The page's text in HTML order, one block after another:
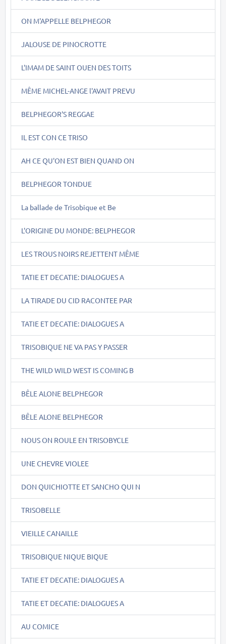
ON M'APPELLE BELPHEGOR
JALOUSE DE PINOCROTTE
L'IMAM DE SAINT OUEN DES TOITS
MÊME MICHEL-ANGE l'AVAIT PREVU
BELPHEGOR'S REGGAE
IL EST CON CE TRISO
AH CE QU'ON EST BIEN QUAND ON
BELPHEGOR TONDUE
La ballade de Trisobique et Be
L'ORIGINE DU MONDE: BELPHEGOR
LES TROUS NOIRS REJETTENT MÊME
TATIE ET DECATIE: DIALOGUES A
LA TIRADE DU CID RACONTEE PAR
TATIE ET DECATIE: DIALOGUES A
TRISOBIQUE NE VA PAS Y PASSER
THE WILD WILD WEST IS COMING B
BÊLE ALONE BELPHEGOR
BÊLE ALONE BELPHEGOR
NOUS ON ROULE EN TRISOBYCLE
UNE CHEVRE VIOLEE
DON QUICHIOTTE ET SANCHO QUI N
TRISOBELLE
VIEILLE CANAILLE
TRISOBIQUE NIQUE BIQUE
TATIE ET DECATIE: DIALOGUES A
TATIE ET DECATIE: DIALOGUES A
AU COMICE